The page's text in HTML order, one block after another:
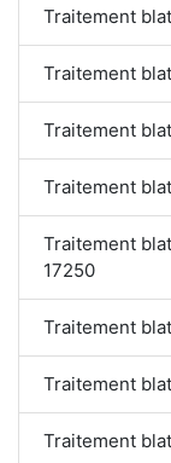
Traitement
Traitement
Traitement
Traitement
Traitement
17250
Traitement
Traitement
Traitement